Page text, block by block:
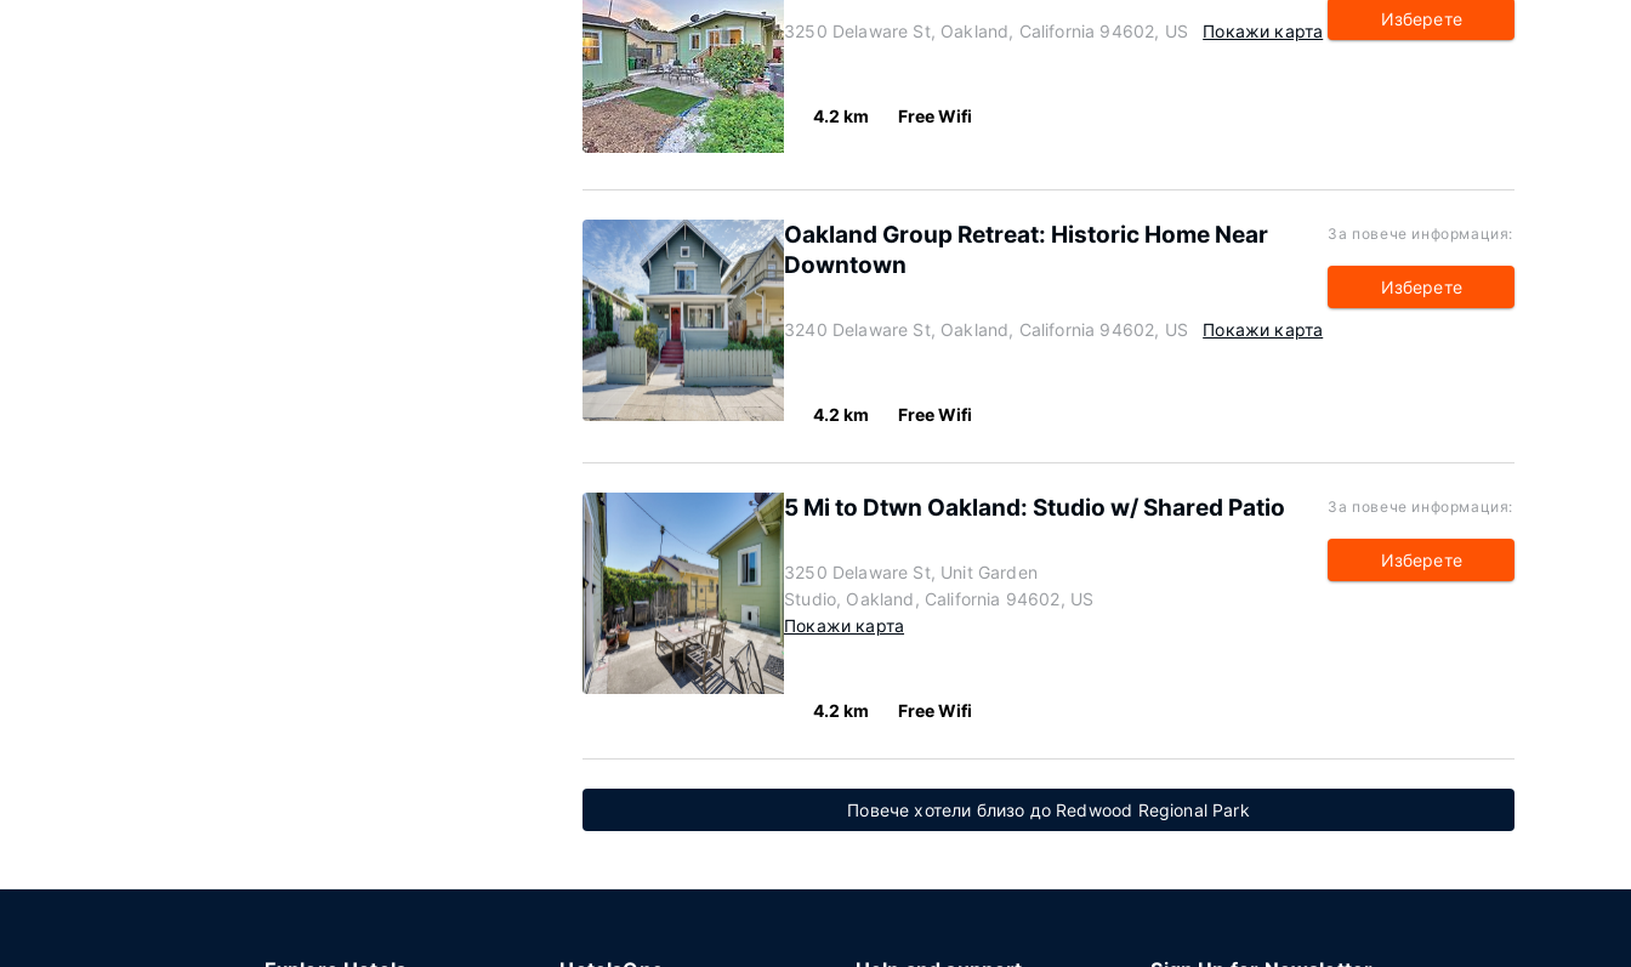
3250 Delaware St, Oakland, California 94602, US Покажи карта
4.2 km Free Wifi
Изберете
Oakland Group Retreat: Historic Home Near
Downtown
3240 Delaware St, Oakland, California 94602, US Покажи карта
4.2 km Free Wifi
За повече информация:
Изберете
5 Mi to Dtwn Oakland: Studio w/ Shared Patio
3250 Delaware St, Unit Garden
Studio, Oakland, California 94602, US
Покажи карта
4.2 km Free Wifi
За повече информация:
Изберете
Повече хотели близо до Redwood Regional Park